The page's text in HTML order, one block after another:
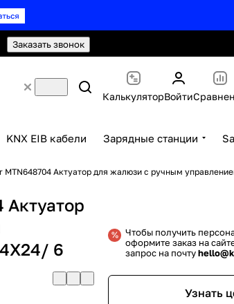
Заказать звонок
КалькуляторВойти
KNX EIB кабели Зарядные станции
MTN648704 Актуатор для жалюзи с ручным
Актуатор
6
Чтобы получить
оформите заказ на
запрос на почту
Узнать